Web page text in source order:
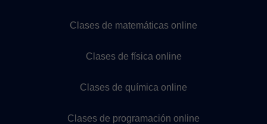
Clases de matemáticas online
Clases de física online
Clases de química online
Clases de programación online